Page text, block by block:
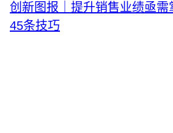
搜索：
登录
创新图报｜提升销售业绩亟需
45条技巧